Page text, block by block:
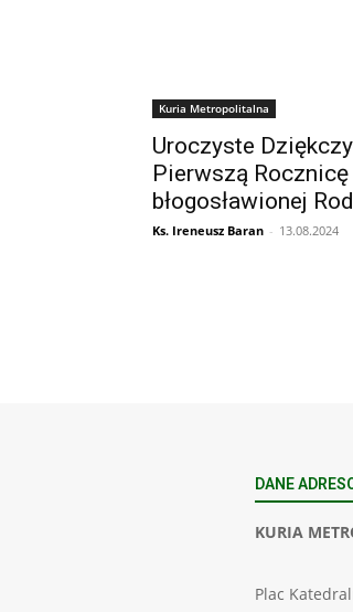
Kuria Metropolitalna
Uroczyste
Pierwszą
błogosławionej
Ks. Ireneusz Baran - 13.08.2024
DANE
KURIA
Plac